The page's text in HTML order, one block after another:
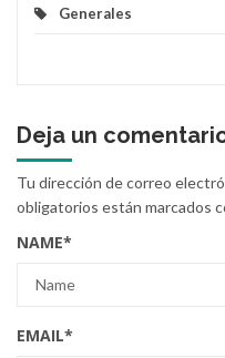
Generales
Deja un
Tu dirección de correo
obligatorios están marcados
NAME*
EMAIL*